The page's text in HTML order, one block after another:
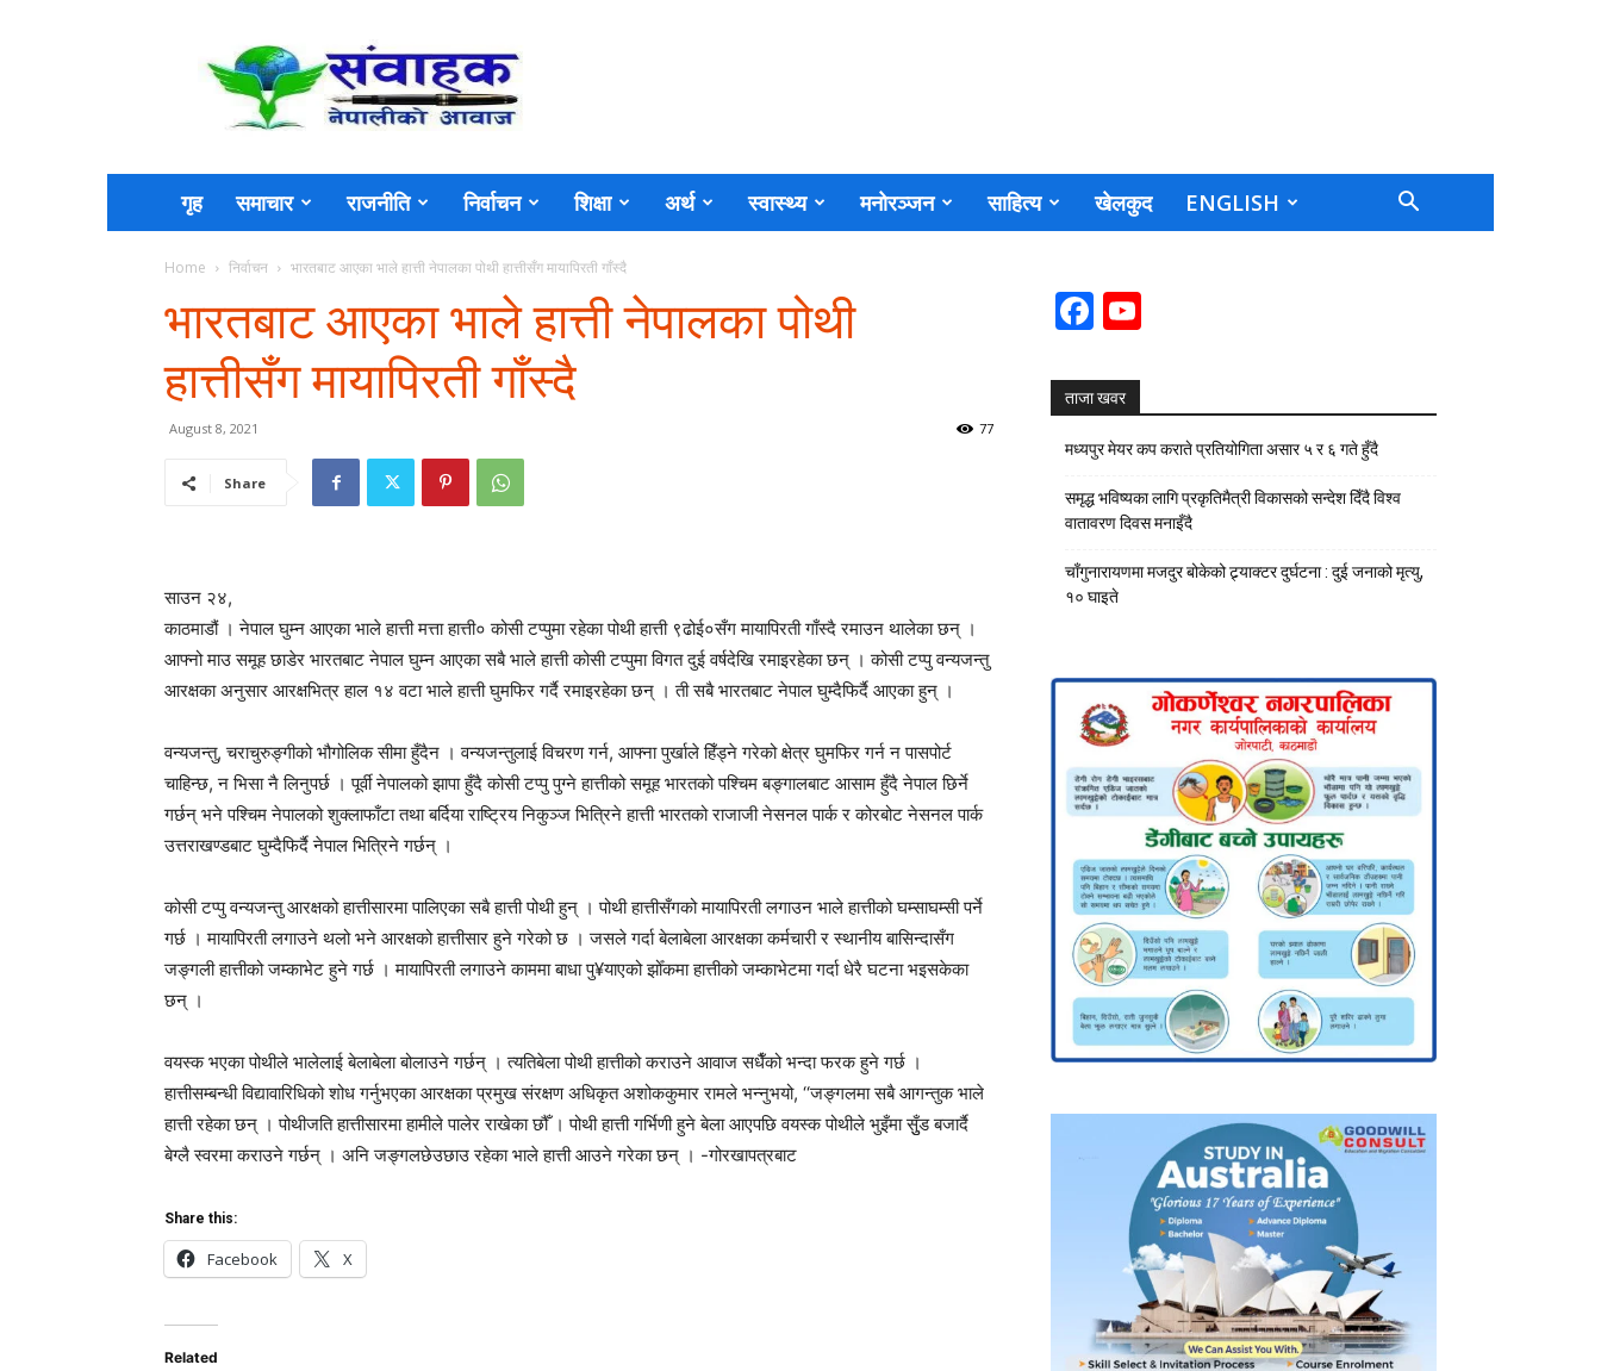
Sambahak
गृह समाचार राजनीति निर्वाचन शिक्षा अर्थ स्वास्थ्य मनोरञ्जन साहित्य खेलकुद ENGLISH
Home निर्वाचन भारतबाट आएका भाले हात्ती नेपालका पोथी हात्तीसँग मायापिरती गाँस्दै
भारतबाट आएका भाले हात्ती नेपालका पोथी
हात्तीसँग मायापिरती गाँस्दै
August 8, 2021 77
Share
साउन २४,
काठमाडौं । नेपाल घुम्न आएका भाले हात्ती मत्ता हात्ती० कोसी टप्पुमा रहेका पोथी हात्ती ९ढोई०सँग मायापिरती गाँस्दै रमाउन थालेका छन् ।
आफ्नो माउ समूह छाडेर भारतबाट नेपाल घुम्न आएका सबै भाले हात्ती कोसी टप्पुमा विगत दुई वर्षदेखि रमाइरहेका छन् । कोसी टप्पु वन्यजन्तु
आरक्षका अनुसार आरक्षभित्र हाल १४ वटा भाले हात्ती घुमफिर गर्दै रमाइरहेका छन् । ती सबै भारतबाट नेपाल घुम्दैफिर्दै आएका हुन् ।
वन्यजन्तु, चराचुरुङ्गीको भौगोलिक सीमा हुँदैन । वन्यजन्तुलाई विचरण गर्न, आफ्ना पुर्खाले हिँड्ने गरेको क्षेत्र घुमफिर गर्न न पासपोर्ट
चाहिन्छ, न भिसा नै लिनुपर्छ । पूर्वी नेपालको झापा हुँदै कोसी टप्पु पुग्ने हात्तीको समूह भारतको पश्चिम बङ्गालबाट आसाम हुँदै नेपाल छिर्ने
गर्छन् भने पश्चिम नेपालको शुक्लाफाँटा तथा बर्दिया राष्ट्रिय निकुञ्ज भित्रिने हात्ती भारतको राजाजी नेसनल पार्क र कोरबोट नेसनल पार्क
उत्तराखण्डबाट घुम्दैफिर्दै नेपाल भित्रिने गर्छन् ।
कोसी टप्पु वन्यजन्तु आरक्षको हात्तीसारमा पालिएका सबै हात्ती पोथी हुन् । पोथी हात्तीसँगको मायापिरती लगाउन भाले हात्तीको घम्साघम्सी पर्ने
गर्छ । मायापिरती लगाउने थलो भने आरक्षको हात्तीसार हुने गरेको छ । जसले गर्दा बेलाबेला आरक्षका कर्मचारी र स्थानीय बासिन्दासँग
जङ्गली हात्तीको जम्काभेट हुने गर्छ । मायापिरती लगाउने काममा बाधा पु¥याएको झोँकमा हात्तीको जम्काभेटमा गर्दा धेरै घटना भइसकेका
छन् ।
वयस्क भएका पोथीले भालेलाई बेलाबेला बोलाउने गर्छन् । त्यतिबेला पोथी हात्तीको कराउने आवाज सधैँको भन्दा फरक हुने गर्छ ।
हात्तीसम्बन्धी विद्यावारिधिको शोध गर्नुभएका आरक्षका प्रमुख संरक्षण अधिकृत अशोककुमार रामले भन्नुभयो, ‘‘जङ्गलमा सबै आगन्तुक भाले
हात्ती रहेका छन् । पोथीजति हात्तीसारमा हामीले पालेर राखेका छौँ । पोथी हात्ती गर्भिणी हुने बेला आएपछि वयस्क पोथीले भुइँमा सुुँड बजार्दै
बेग्लै स्वरमा कराउने गर्छन् । अनि जङ्गलछेउछाउ रहेका भाले हात्ती आउने गरेका छन् । -गोरखापत्रबाट
Share this:
Facebook X
Related
Facebook
ताजा खवर
मध्यपुर मेयर कप कराते प्रतियोगिता असार ५ र ६ गते हुँदै
समृद्ध भविष्यका लागि प्रकृतिमैत्री विकासको सन्देश दिँदै विश्व
वातावरण दिवस मनाइँदै
चाँगुनारायणमा मजदुर बोकेको ट्र्याक्टर दुर्घटना : दुई जनाको मृत्यु,
१० घाइते